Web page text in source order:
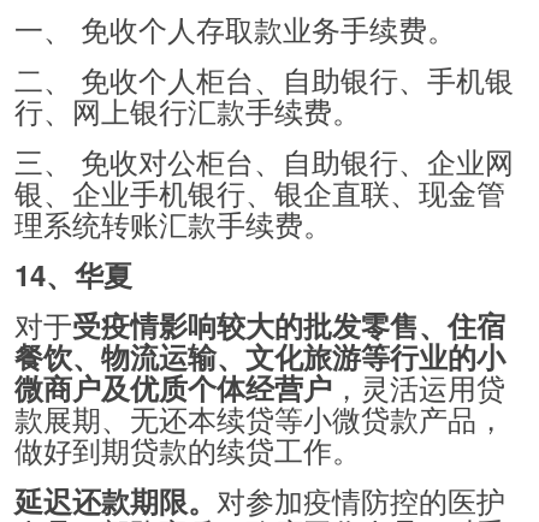
一、 免收个人存取款业务手续费。
二、 免收个人柜台、自助银行、手机银
行、网上银行汇款手续费。
三、 免收对公柜台、自助银行、企业网
银、企业手机银行、银企直联、现金管
理系统转账汇款手续费。
14、华夏
对于受疫情影响较大的批发零售、住宿
餐饮、物流运输、文化旅游等行业的小
微商户及优质个体经营户 ，灵活运用贷
款展期、无还本续贷等小微贷款产品，
做好到期贷款的续贷工作。
延迟还款期限。 对参加疫情防控的医护